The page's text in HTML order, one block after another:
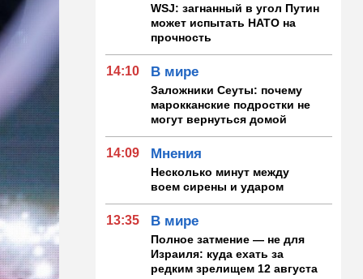
WSJ: загнанный в угол Путин
может испытать НАТО на
прочность
14:10 В мире
Заложники Сеуты: почему
марокканские подростки не
могут вернуться домой
14:09 Мнения
Несколько минут между
воем сирены и ударом
13:35 В мире
Полное затмение — не для
Израиля: куда ехать за
редким зрелищем 12 августа